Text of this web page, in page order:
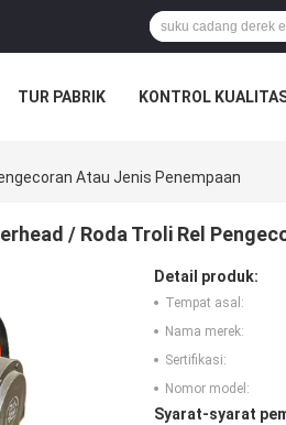
TUR PABRIK KONTROL
Atau Jenis Penempaan
/ Roda Troli Rel
Detail produk:
Tempat asal:
Nama merek:
Sertifikasi:
Nomor model:
Syarat-syarat